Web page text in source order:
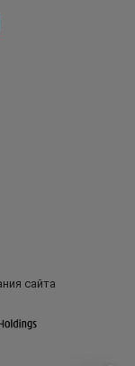
сайта